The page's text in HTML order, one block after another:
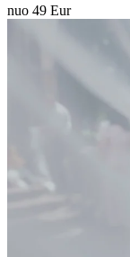
nuo 49 Eur